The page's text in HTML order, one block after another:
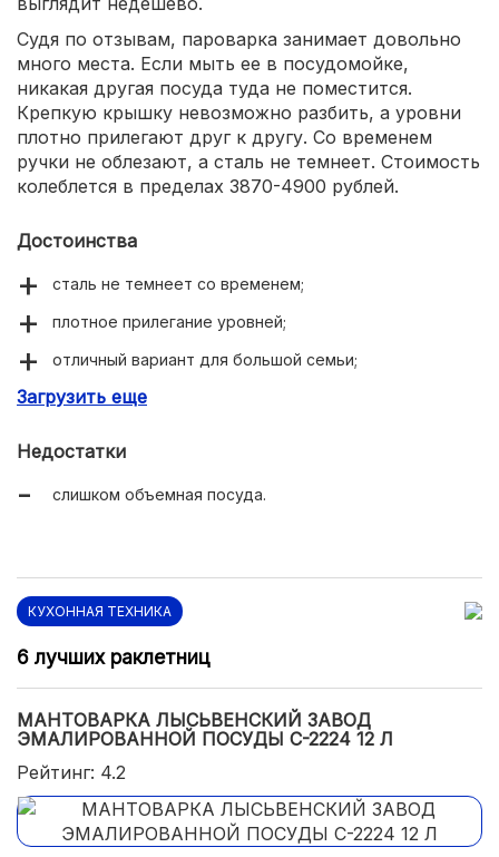
Судя по отзывам, пароварка занимает довольно
много места. Если мыть ее в посудомойке,
никакая другая посуда туда не поместится.
Крепкую крышку невозможно разбить, а уровни
плотно прилегают друг к другу. Со временем
ручки не облезают, а сталь не темнеет. Стоимость
колеблется в пределах 3870-4900 рублей.
Достоинства
сталь не темнеет со временем;
плотное прилегание уровней;
отличный вариант для большой семьи;
равномерное кипения за счет толстого дна;
Загрузить еще
Недостатки
слишком объемная посуда.
КУХОННАЯ ТЕХНИКА
6 лучших раклетниц
МАНТОВАРКА ЛЫСЬВЕНСКИЙ ЗАВОД
ЭМАЛИРОВАННОЙ ПОСУДЫ С-2224 12 Л
Рейтинг: 4.2